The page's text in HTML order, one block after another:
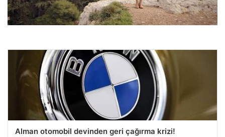
Yunan ekonomisinde neler oluyor? | euronews
26.11.2025 19:52
Alman otomobil devinden geri çağırma krizi!